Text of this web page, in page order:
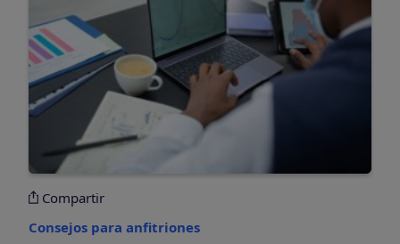
Compartir
Consejos para anfitriones